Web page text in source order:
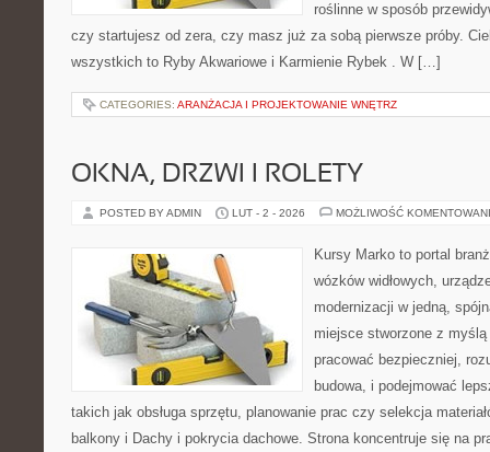
roślinne w sposób
czy startujesz od zera, czy masz już za sobą pierwsze próby.
wszystkich to Ryby Akwariowe i Karmienie Rybek . W […]
CATEGORIES: ARANŻACJA I PROJEKTOWANIE WNĘTRZ
OKNA, DRZWI I ROLETY
POSTED BY ADMIN LUT - 2 - 2026 MOŻLIWOŚĆ
Kursy Marko to portal
wózków widłowych,
modernizacji w jedną,
miejsce stworzone z
pracować bezpieczniej,
budowa, i podejmować
takich jak obsługa sprzętu, planowanie prac czy selekcja
balkony i Dachy i pokrycia dachowe. Strona koncentruje się na